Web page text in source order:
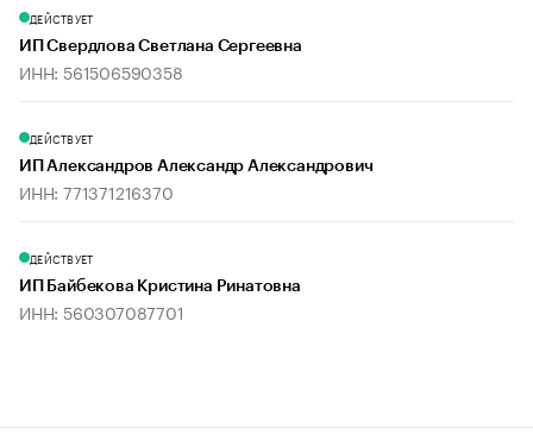
ДЕЙСТВУЕТ
ИП Свердлова Светлана Сергеевна
ИНН: 561506590358
ДЕЙСТВУЕТ
ИП Александров Александр Александрович
ИНН: 771371216370
ДЕЙСТВУЕТ
ИП Байбекова Кристина Ринатовна
ИНН: 560307087701